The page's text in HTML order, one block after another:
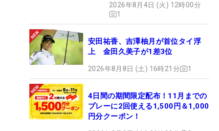
2026年8月4日 (火) 12時00分
1
安田祐香、吉澤柚月が首位タイ浮
上 金田久美子が1差3位
2026年8月8日 (土) 16時21分 1
4日間の期間限定配布！11月までの
プレーに2回使える1,500円＆1,000
円分クーポン！